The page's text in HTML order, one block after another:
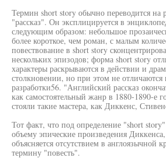
Термин short story обычно переводится на
"рассказ". Он эксплицируется в
следующим образом: небольшое
более короткое, чем роман, с малым
повествование в short story
нескольких эпизодов; форма short story
характеры раскрываются в действии и
столкновении, но при этом не отличаются
разработки56. "Английский рассказ
как самостоятельный жанр в 1880-1890-е
стояли такие мастера, как Диккенс,
Тот факт, что под определение "short
объему эпические произведения
объясняется отсутствием в англоязычной
термину "повесть".